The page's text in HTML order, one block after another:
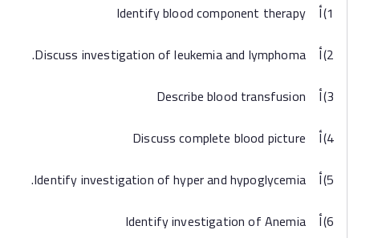
1)أ Identify blood component therapy
2)أ Discuss investigation of leukemia and lymphoma.
3)أ Describe blood transfusion
4)أ Discuss complete blood picture
5)أ Identify investigation of hyper and hypoglycemia.
6)أ Identify investigation of Anemia